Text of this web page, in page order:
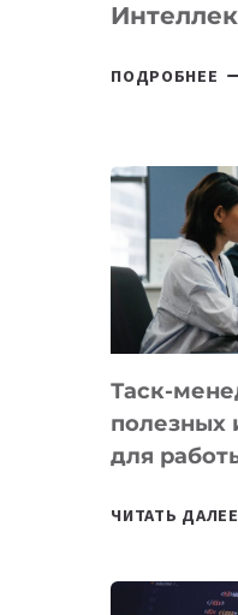
ПОДРОБНЕЕ
Таск-
полезных
для
ЧИТАТЬ ДАЛЕЕ